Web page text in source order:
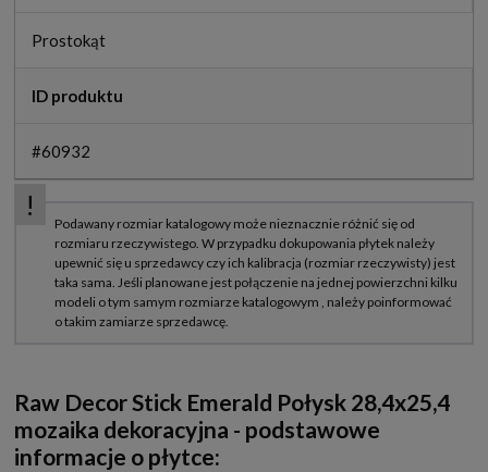
Prostokąt
ID produktu
#60932
Raw Decor Stick Emerald Połysk 28,4x25,4
mozaika dekoracyjna - podstawowe
informacje o płytce: